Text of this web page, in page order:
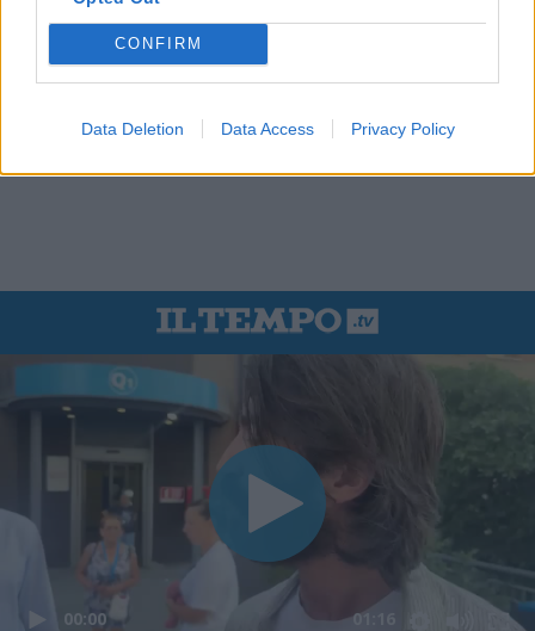
CONFIRM
Data Deletion Data Access Privacy Policy
00:00 01:16